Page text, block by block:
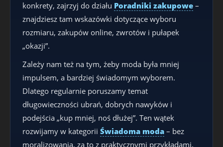
konkrety, zajrzyj do działu Poradniki zakupowe –
znajdziesz tam wskazówki dotyczące wyboru
rozmiaru, zakupów online, zwrotów i pułapek
„okazji”.
Zależy nam też na tym, żeby moda była mniej
impulsem, a bardziej świadomym wyborem.
Dlatego regularnie poruszamy temat
długowieczności ubrań, dobrych nawyków i
podejścia „kup mniej, noś dłużej”. Ten wątek
rozwijamy w kategorii Świadoma moda – bez
moralizowania, za to z praktycznymi przykładami.